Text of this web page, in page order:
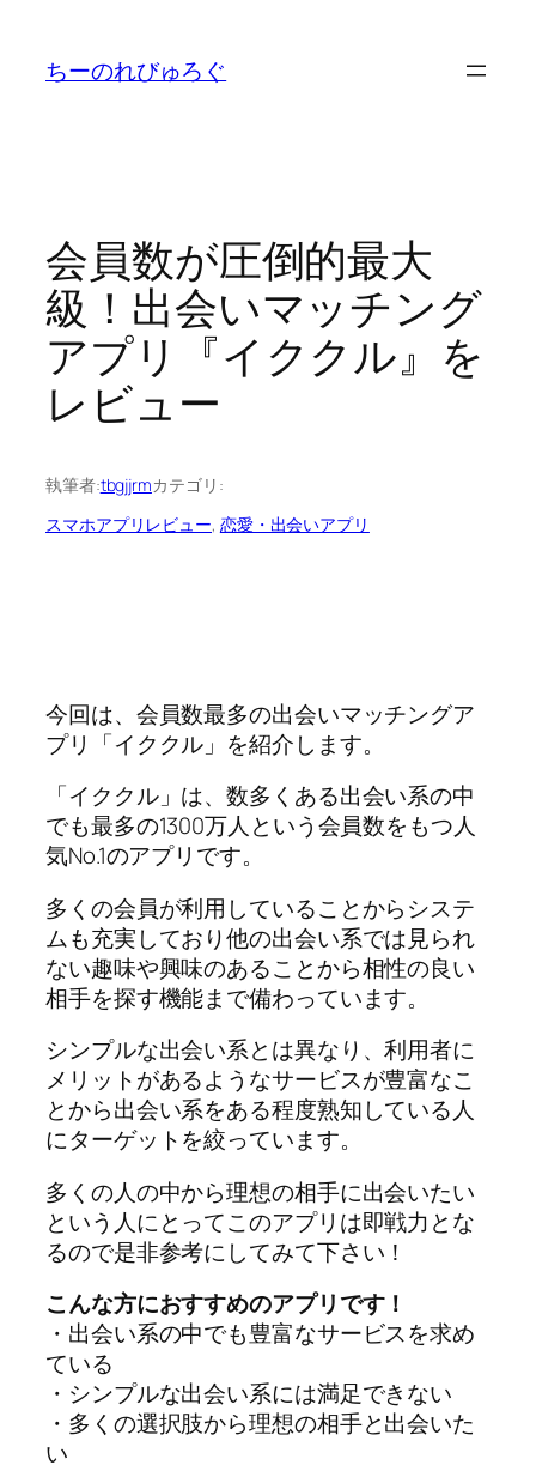
ちーのれびゅろぐ
会員数が圧倒的最大
級！出会いマッチング
アプリ『イククル』を
レビュー
執筆者:tbgjjrmカテゴリ:
スマホアプリレビュー, 恋愛・出会いアプリ
今回は、会員数最多の出会いマッチングア
プリ「イククル」を紹介します。
「イククル」は、数多くある出会い系の中
でも最多の1300万人という会員数をもつ人
気No.1のアプリです。
多くの会員が利用していることからシステ
ムも充実しており他の出会い系では見られ
ない趣味や興味のあることから相性の良い
相手を探す機能まで備わっています。
シンプルな出会い系とは異なり、利用者に
メリットがあるようなサービスが豊富なこ
とから出会い系をある程度熟知している人
にターゲットを絞っています。
多くの人の中から理想の相手に出会いたい
という人にとってこのアプリは即戦力とな
るので是非参考にしてみて下さい！
こんな方におすすめのアプリです！
・出会い系の中でも豊富なサービスを求め
ている
・シンプルな出会い系には満足できない
・多くの選択肢から理想の相手と出会いた
い